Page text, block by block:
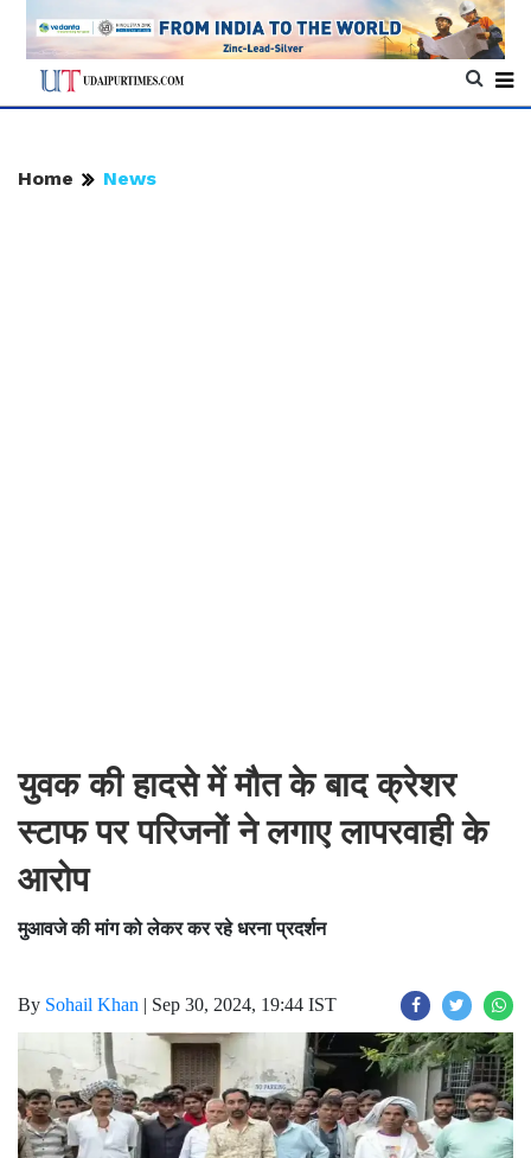
Home News
युवक की हादसे में मौत के बाद क्रेशर
स्टाफ पर परिजनों ने लगाए लापरवाही के
आरोप
मुआवजे की मांग को लेकर कर रहे धरना प्रदर्शन
By Sohail Khan | Sep 30, 2024, 19:44 IST